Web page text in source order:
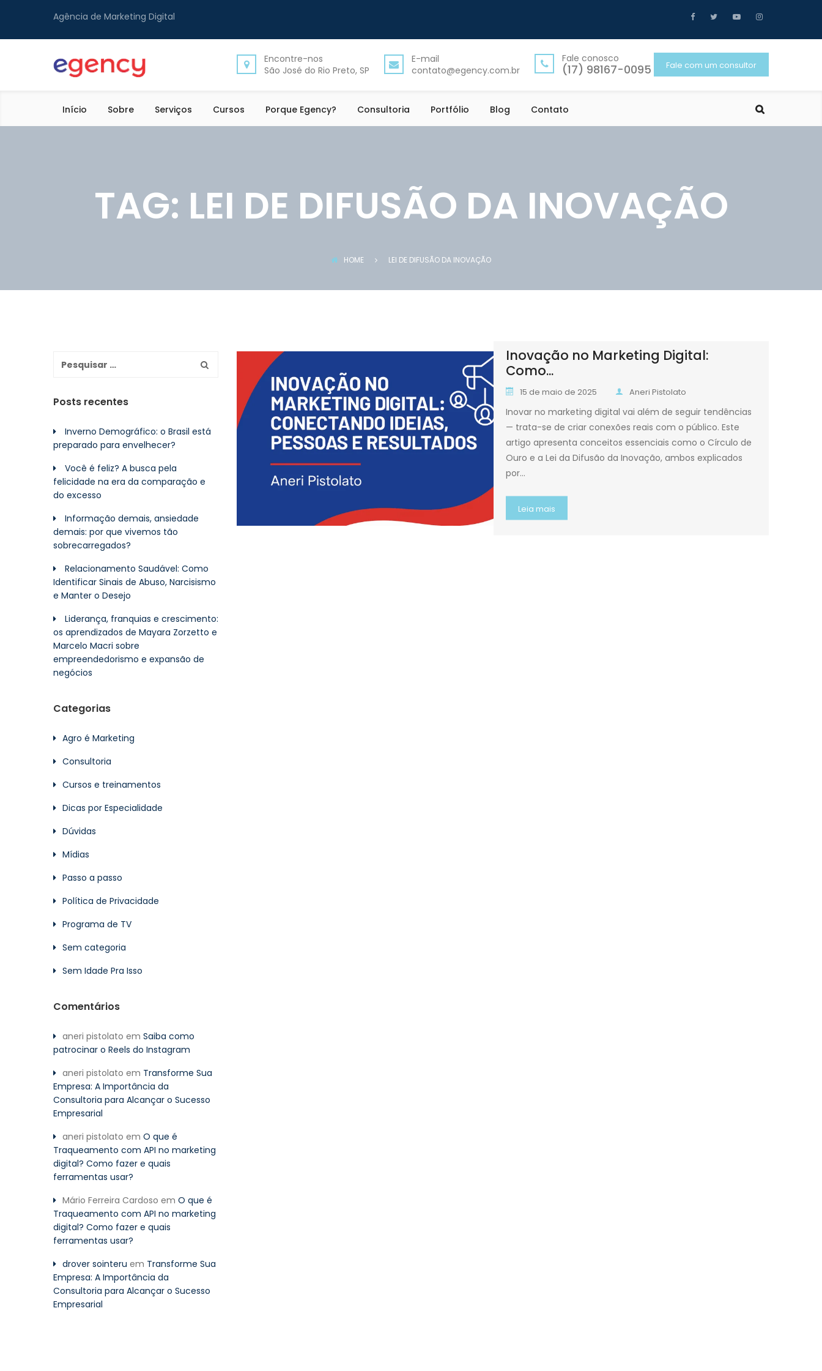
Agência de Marketing Digital
Fale com um consultor
Encontre-nos
São José do Rio Preto, SP
E-mail
contato@egency.com.br
Fale conosco
(17) 98167-0095
Início Sobre Serviços Cursos Porque Egency? Consultoria Portfólio Blog Contato
TAG: LEI DE DIFUSÃO DA INOVAÇÃO
HOME LEI DE DIFUSÃO DA INOVAÇÃO
Inovação no Marketing Digital:
Como...
15 de maio de 2025 Aneri Pistolato
Inovar no marketing digital vai além de seguir tendências
— trata-se de criar conexões reais com o público. Este
artigo apresenta conceitos essenciais como o Círculo de
Ouro e a Lei da Difusão da Inovação, ambos explicados
por…
Leia mais
Posts recentes
Inverno Demográfico: o Brasil está
preparado para envelhecer?
Você é feliz? A busca pela
felicidade na era da comparação e
do excesso
Informação demais, ansiedade
demais: por que vivemos tão
sobrecarregados?
Relacionamento Saudável: Como
Identificar Sinais de Abuso, Narcisismo
e Manter o Desejo
Liderança, franquias e crescimento:
os aprendizados de Mayara Zorzetto e
Marcelo Macri sobre
empreendedorismo e expansão de
negócios
Categorias
Agro é Marketing
Consultoria
Cursos e treinamentos
Dicas por Especialidade
Dúvidas
Mídias
Passo a passo
Política de Privacidade
Programa de TV
Sem categoria
Sem Idade Pra Isso
Comentários
aneri pistolato em Saiba como
patrocinar o Reels do Instagram
aneri pistolato em Transforme Sua
Empresa: A Importância da
Consultoria para Alcançar o Sucesso
Empresarial
aneri pistolato em O que é
Traqueamento com API no marketing
digital? Como fazer e quais
ferramentas usar?
Mário Ferreira Cardoso em O que é
Traqueamento com API no marketing
digital? Como fazer e quais
ferramentas usar?
drover sointeru em Transforme Sua
Empresa: A Importância da
Consultoria para Alcançar o Sucesso
Empresarial